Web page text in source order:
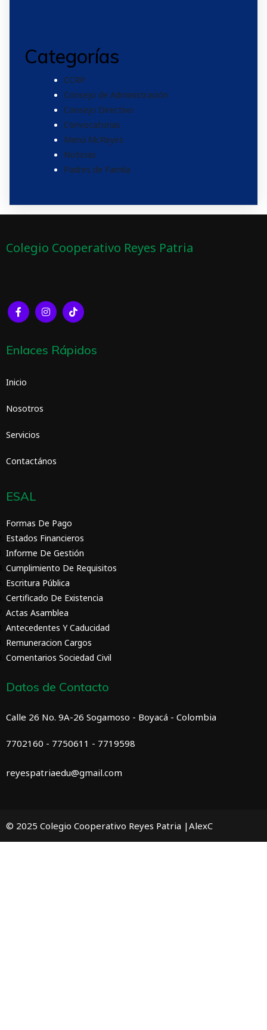
Categorías
CCRP
Consejo de Administración
Consejo Directivo
Convocatorias
Menú McReyes
Noticias
Padres de Famila
Colegio Cooperativo Reyes Patria
Enlaces Rápidos
Inicio
Nosotros
Servicios
Contactános
ESAL
Formas De Pago
Estados Financieros
Informe De Gestión
Cumplimiento De Requisitos
Escritura Pública
Certificado De Existencia
Actas Asamblea
Antecedentes Y Caducidad
Remuneracion Cargos
Comentarios Sociedad Civil
Datos de Contacto
Calle 26 No. 9A-26 Sogamoso - Boyacá - Colombia
7702160 - 7750611 - 7719598
reyespatriaedu@gmail.com
© 2025 Colegio Cooperativo Reyes Patria |AlexC